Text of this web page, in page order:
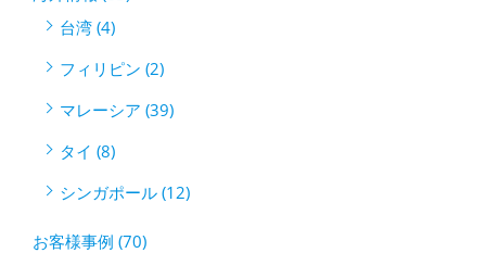
台湾 (4)
フィリピン (2)
マレーシア (39)
タイ (8)
シンガポール (12)
お客様事例 (70)